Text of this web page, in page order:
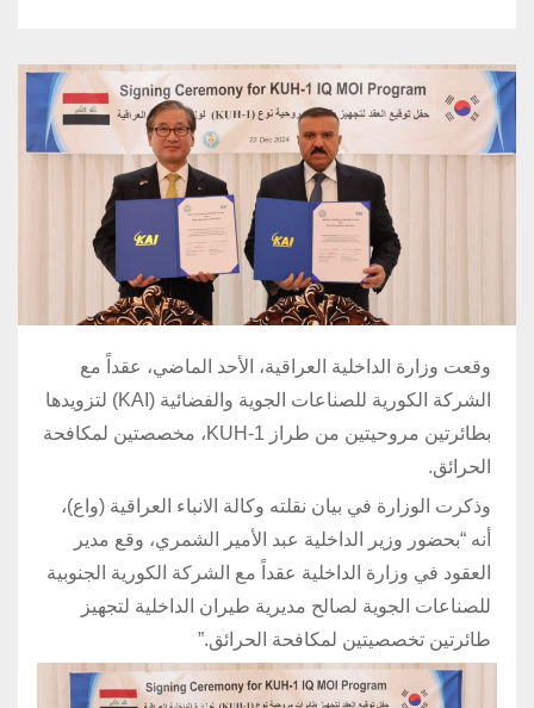
وقعت وزارة الداخلية العراقية، الأحد الماضي، عقداً مع
الشركة الكورية للصناعات الجوية والفضائية (KAI) لتزويدها
بطائرتين مروحيتين من طراز KUH-1، مخصصتين لمكافحة
الحرائق.
وذكرت الوزارة في بيان نقلته وكالة الانباء العراقية (واع)،
أنه “بحضور وزير الداخلية عبد الأمير الشمري، وقع مدير
العقود في وزارة الداخلية عقداً مع الشركة الكورية الجنوبية
للصناعات الجوية لصالح مديرية طيران الداخلية لتجهيز
طائرتين تخصصيتين لمكافحة الحرائق.”